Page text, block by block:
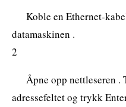
Koble en Ethernet-
datamaskinen .
2
Åpne opp nettleseren .
adressefeltet og trykk